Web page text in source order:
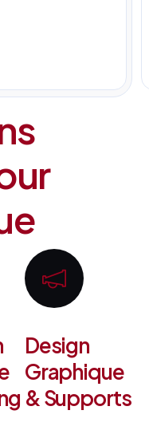
Design
Graphique
& Supports